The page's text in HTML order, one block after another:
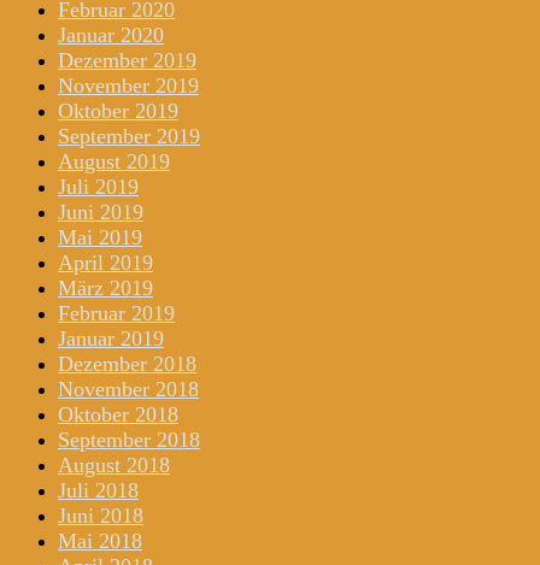
Februar 2020
Januar 2020
Dezember 2019
November 2019
Oktober 2019
September 2019
August 2019
Juli 2019
Juni 2019
Mai 2019
April 2019
März 2019
Februar 2019
Januar 2019
Dezember 2018
November 2018
Oktober 2018
September 2018
August 2018
Juli 2018
Juni 2018
Mai 2018